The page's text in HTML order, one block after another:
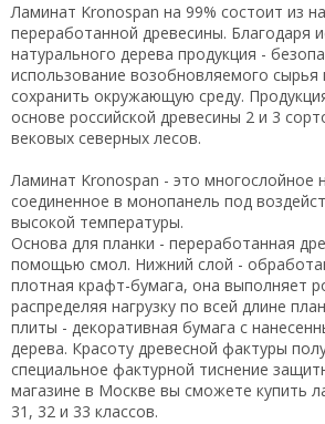
Ламинат Kronospan на 99% состоит из
переработанной древесины. Благодаря
натурального дерева продукция -
использование возобновляемого сырья
сохранить окружающую среду.
основе российской древесины 2 и 3
вековых северных лесов.
Ламинат Kronospan - это многослойное
соединенное в монопанель под
высокой температуры.
Основа для планки - переработанная
помощью смол. Нижний слой -
плотная крафт-бумага, она выполняет
распределяя нагрузку по всей длине
плиты - декоративная бумага с
дерева. Красоту древесной фактуры
специальное фактурной тиснение
магазине в Москве вы сможете купить
31, 32 и 33 классов.